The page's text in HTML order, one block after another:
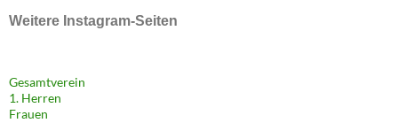
Weitere Instagram-Seiten
Gesamtverein
1. Herren
Frauen